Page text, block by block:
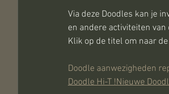
Via deze Doodles kan je
en andere activiteiten van
Klik op de titel om naar
Doodle aanwezigheden
Doodle Hi-T !Nieuwe